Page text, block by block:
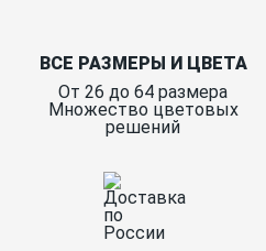
ВСЕ РАЗМЕРЫ И ЦВЕТА
От 26 до 64 размера
Множество цветовых
решений